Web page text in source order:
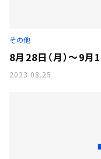
その他
8月28日（月）～9月
2023.08.25